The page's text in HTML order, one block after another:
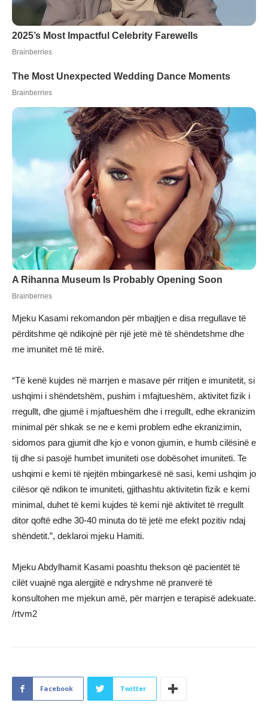
Mjeku Kasami rekomandon për mbajtjen e disa rregullave të
përditshme që ndikojnë për një jetë më të shëndetshme dhe
me imunitet më të mirë.
“Të kenë kujdes në marrjen e masave për rritjen e imunitetit, si
ushqimi i shëndetshëm, pushim i mfajtueshëm, aktivitet fizik i
rregullt, dhe gjumë i mjaftueshëm dhe i rregullt, edhe ekranizim
minimal për shkak se ne e kemi problem edhe ekranizimin,
sidomos para gjumit dhe kjo e vonon gjumin, e humb cilësinë e
tij dhe si pasojë humbet imuniteti ose dobësohet imuniteti. Te
ushqimi e kemi të njejtën mbingarkesë në sasi, kemi ushqim jo
cilësor që ndikon te imuniteti, gjithashtu aktivitetin fizik e kemi
minimal, duhet të kemi kujdes të kemi një aktivitet të rregullt
ditor qoftë edhe 30-40 minuta do të jetë me efekt pozitiv ndaj
shëndetit.”, deklaroi mjeku Hamiti.
Mjeku Abdylhamit Kasami poashtu thekson që pacientët të
cilët vuajnë nga alergjitë e ndryshme në pranverë të
konsultohen me mjekun amë, për marrjen e terapisë adekuate.
/rtvm2
Facebook Twitter